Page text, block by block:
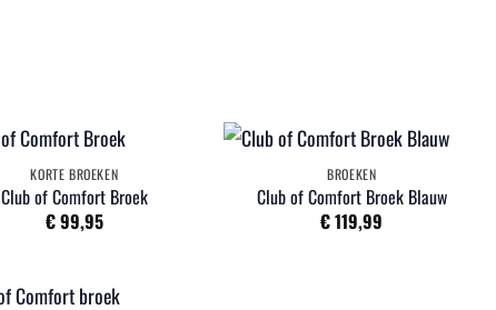
KORTE BROEKEN
Club of Comfort Broek
€99,95
BROEKEN
Club of Comfort Broek Blauw
€119,99